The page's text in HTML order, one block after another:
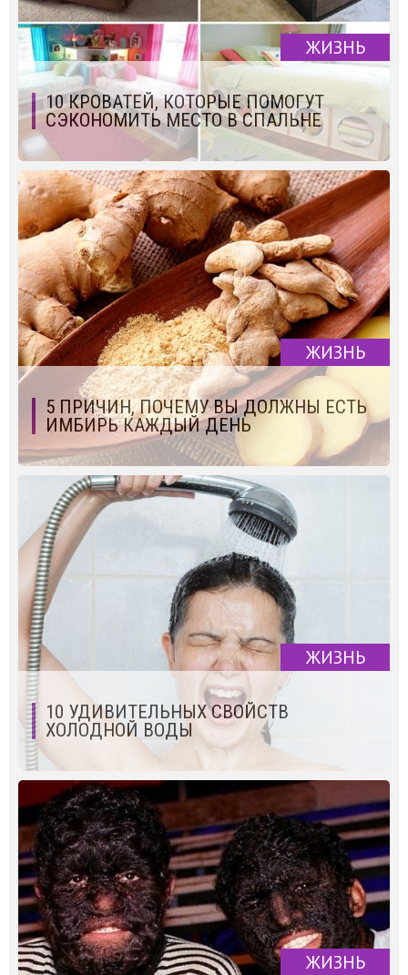
ЖИЗНЬ
10 КРОВАТЕЙ, КОТОРЫЕ ПОМОГУТ
СЭКОНОМИТЬ МЕСТО В СПАЛЬНЕ
ЖИЗНЬ
5 ПРИЧИН, ПОЧЕМУ ВЫ ДОЛЖНЫ ЕСТЬ
ИМБИРЬ КАЖДЫЙ ДЕНЬ
ЖИЗНЬ
10 УДИВИТЕЛЬНЫХ СВОЙСТВ
ХОЛОДНОЙ ВОДЫ
ЖИЗНЬ